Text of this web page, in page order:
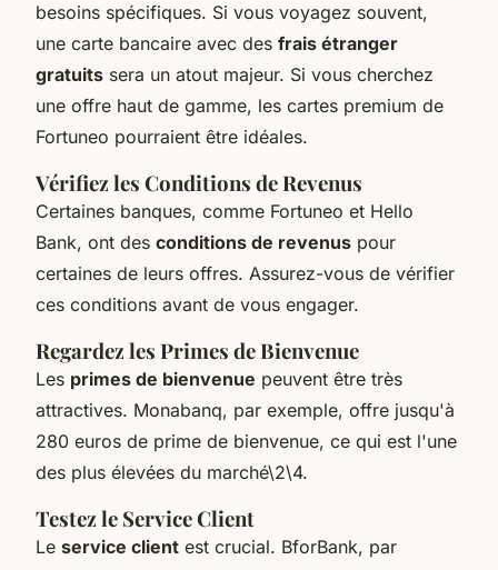
besoins spécifiques. Si vous voyagez souvent,
une carte bancaire avec des frais étranger
gratuits sera un atout majeur. Si vous cherchez
une offre haut de gamme, les cartes premium de
Fortuneo pourraient être idéales.
Vérifiez les Conditions de Revenus
Certaines banques, comme Fortuneo et Hello
Bank, ont des conditions de revenus pour
certaines de leurs offres. Assurez-vous de vérifier
ces conditions avant de vous engager.
Regardez les Primes de Bienvenue
Les primes de bienvenue peuvent être très
attractives. Monabanq, par exemple, offre jusqu'à
280 euros de prime de bienvenue, ce qui est l'une
des plus élevées du marché\2\4.
Testez le Service Client
Le service client est crucial. BforBank, par